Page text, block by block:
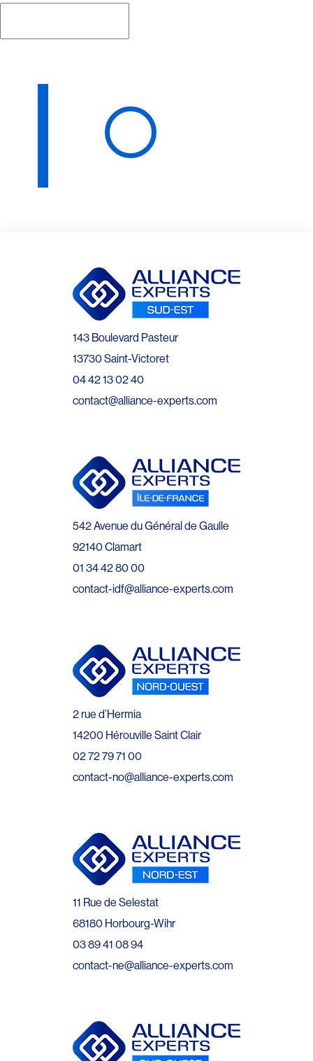
143 Boulevard Pasteur
13730 Saint-Victoret
04 42 13 02 40
contact@alliance-experts.com
542 Avenue du Général de Gaulle
92140 Clamart
01 34 42 80 00
contact-idf@alliance-experts.com
2 rue d’Hermia
14200 Hérouville Saint Clair
02 72 79 71 00
contact-no@alliance-experts.com
11 Rue de Selestat
68180 Horbourg-Wihr
03 89 41 08 94
contact-ne@alliance-experts.com